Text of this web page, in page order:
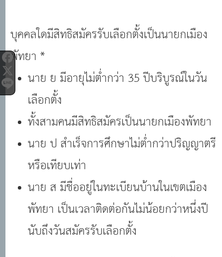
บุคคลใดมีสิทธิสมัครรับเลือกตั้งเป็นนายกเมือง
พัทยา *
นาย ย มีอายุไม่ต่ำกว่า 35 ปีบริบูรณ์ในวัน
เลือกตั้ง
ทั้งสามคนมีสิทธิสมัครเป็นนายกเมืองพัทยา
นาย ป สำเร็จการศึกษาไม่ต่ำกว่าปริญญาตรี
หรือเทียบเท่า
นาย ส มีชื่ออยู่ในทะเบียนบ้านในเขตเมือง
พัทยา เป็นเวลาติดต่อกันไม่น้อยกว่าหนึ่งปี
นับถึงวันสมัครรับเลือกตั้ง